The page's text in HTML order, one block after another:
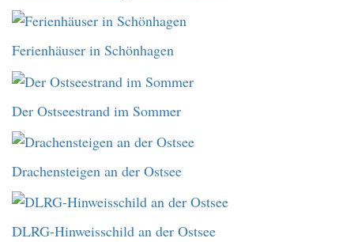
Ferienhäuser in Schönhagen
Der Ostseestrand im Sommer
Drachensteigen an der Ostsee
DLRG-Hinweisschild an der Ostsee